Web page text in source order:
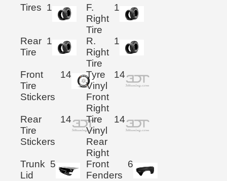
Tires 1
F.
Right
Tire
1
Rear
Tire
1
R.
Right
Tire
1
Front
Tire
Stickers
14
Tyre
Vinyl
Front
Right
14
Rear
Tire
Stickers
14
Tire
Vinyl
Rear
Right
14
Trunk
Lid
5
Front
Fenders
6